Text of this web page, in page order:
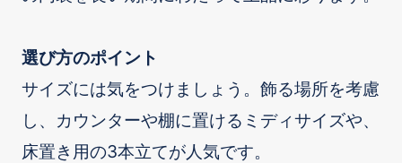
選び方のポイント
サイズには気をつけましょう。飾る場所を考慮
し、カウンターや棚に置けるミディサイズや、
床置き用の3本立てが人気です。